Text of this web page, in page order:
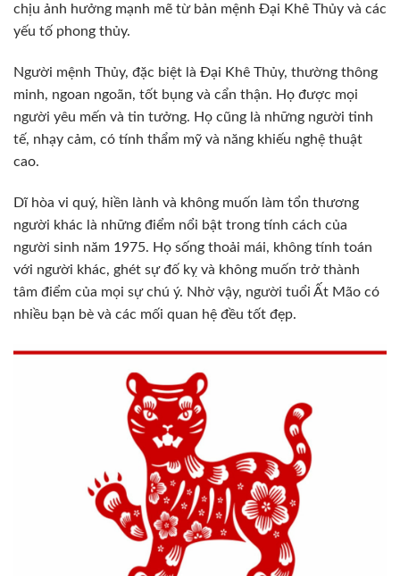
chịu ảnh hưởng mạnh mẽ từ bản mệnh Đại Khê Thủy và các
yếu tố phong thủy.
Người mệnh Thủy, đặc biệt là Đại Khê Thủy, thường thông
minh, ngoan ngoãn, tốt bụng và cẩn thận. Họ được mọi
người yêu mến và tin tưởng. Họ cũng là những người tinh
tế, nhạy cảm, có tính thẩm mỹ và năng khiếu nghệ thuật
cao.
Dĩ hòa vi quý, hiền lành và không muốn làm tổn thương
người khác là những điểm nổi bật trong tính cách của
người sinh năm 1975. Họ sống thoải mái, không tính toán
với người khác, ghét sự đố kỵ và không muốn trở thành
tâm điểm của mọi sự chú ý. Nhờ vậy, người tuổi Ất Mão có
nhiều bạn bè và các mối quan hệ đều tốt đẹp.